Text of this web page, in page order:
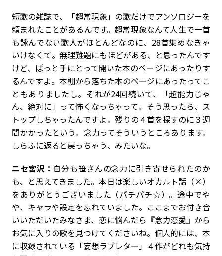
短歌の雑誌で、「超常現象」の歌だけでアンソロジーを
頼まれたことがあるんです。超常現象なんて人生で一首
も詠んでない歌人がほとんどなのに、28首集めなきゃ
いけなくて。無理難題にもほどがある、と思ったんです
けど、ぱっと手にとって開いた本のページにあったりす
るんですよ。本棚から落ちた本のページにあったってこ
ともありましたし。それが24回続いて、「超能力じゃ
ん、絶対に」って怖くなっちゃって。そう思ったら、ス
トップしちゃったんですよ。残りの４首を探すのに３週
間かかったという。念力ってそういうところあります。
しらふに返ると戻っちゃう、みたいな。
ニセ宮沢： 自分も笹さんの念力に引き寄せられたのか
も、と思えてきました。本日は楽しいオカルト話（×）
をありがとうございました（パチパチ☆）。途中でや
や、キャラや設定を忘れていました。ここまでお付き合
いいただいたみなさま、恋に悩んだら『念力恋愛』から
お気に入りの歌を見つけてくださいね。個人的には、本
に収録されている「妄想ラブレター」４作がどれも気持